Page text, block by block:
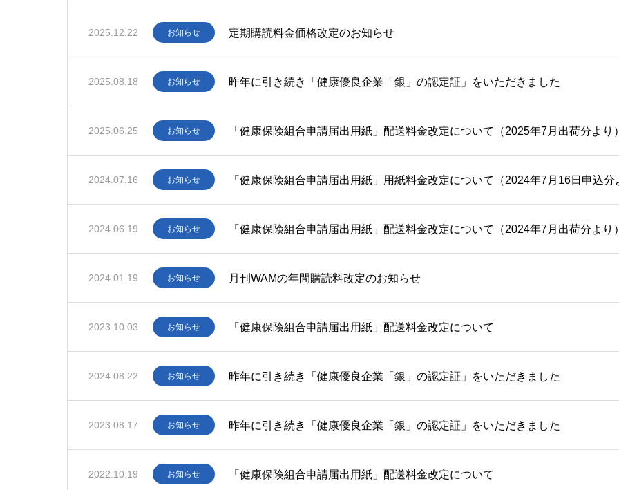
2025.12.22 お知らせ 定期購読料金価格改定のお知らせ
2025.08.18 お知らせ 昨年に引き続き「健康優良企業「銀」の認定証」をいただきました
2025.06.25 お知らせ 「健康保険組合申請届出用紙」配送料金改定について（2025年7月出荷分より
2024.07.16 お知らせ 「健康保険組合申請届出用紙」用紙料金改定について（2024年7月16日申込分
2024.06.19 お知らせ 「健康保険組合申請届出用紙」配送料金改定について（2024年7月出荷分より
2024.01.19 お知らせ 月刊WAMの年間購読料改定のお知らせ
2023.10.03 お知らせ 「健康保険組合申請届出用紙」配送料金改定について
2024.08.22 お知らせ 昨年に引き続き「健康優良企業「銀」の認定証」をいただきました
2023.08.17 お知らせ 昨年に引き続き「健康優良企業「銀」の認定証」をいただきました
2022.10.19 お知らせ 「健康保険組合申請届出用紙」配送料金改定について